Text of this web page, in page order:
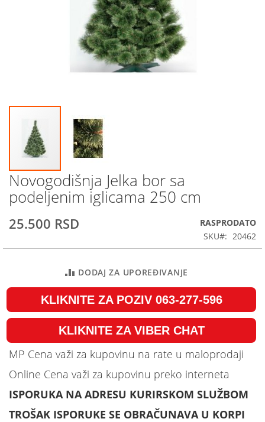
Skip
to
the
of
images
Novogodišnja Jelka bor sa
podeljenim iglicama 250 cm
25.500 RSD
RASPRODATO
SKU
20462
DODAJ ZA UPOREĐIVANJE
KLIKNITE ZA POZIV 063-277-596
KLIKNITE ZA VIBER CHAT
MP Cena važi za kupovinu na rate u maloprodaji
Online Cena važi za kupovinu preko interneta
ISPORUKA NA ADRESU KURIRSKOM SLUŽBOM
TROŠAK ISPORUKE SE OBRAČUNAVA U KORPI